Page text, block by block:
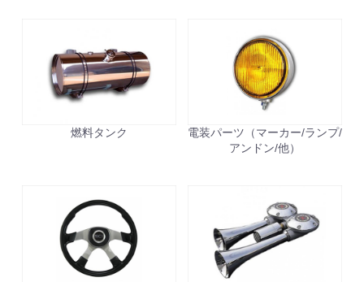
燃料タンク
電装パーツ（マーカー/ランプ/
アンドン/他）